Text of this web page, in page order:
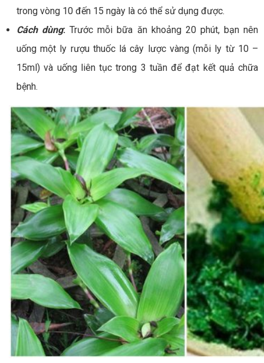
trong vòng 10 đến 15 ngày là có thể sử dụng được.
Cách dùng: Trước mỗi bữa ăn khoảng 20 phút, bạn nên
uống một ly rượu thuốc lá cây lược vàng (mỗi ly từ 10 –
15ml) và uống liên tục trong 3 tuần để đạt kết quả chữa
bệnh.